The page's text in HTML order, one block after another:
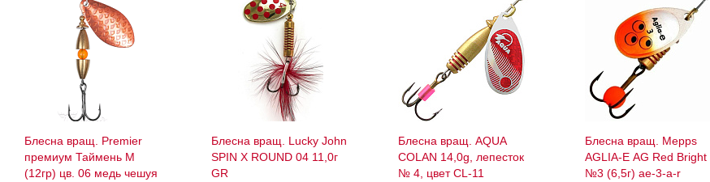
Блесна вращ. Premier
премиум Таймень М
(12гр) цв. 06 медь чешуя
Блесна вращ. Lucky John
SPIN X ROUND 04 11,0г
GR
Блесна вращ. AQUA
COLAN 14,0g, лепесток
№ 4, цвет CL-11
Блесна вращ. Mepps
AGLIA-E AG Red Bright
№3 (6,5г) ae-3-a-r